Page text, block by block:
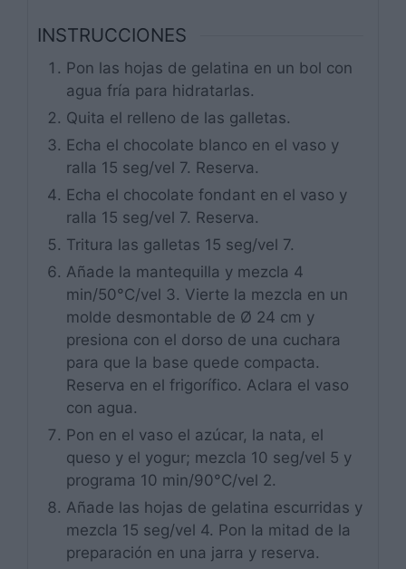
INSTRUCCIONES
Pon las hojas de gelatina en un bol con
agua fría para hidratarlas.
Quita el relleno de las galletas.
Echa el chocolate blanco en el vaso y
ralla 15 seg/vel 7. Reserva.
Echa el chocolate fondant en el vaso y
ralla 15 seg/vel 7. Reserva.
Tritura las galletas 15 seg/vel 7.
Añade la mantequilla y mezcla 4
min/50°C/vel 3. Vierte la mezcla en un
molde desmontable de Ø 24 cm y
presiona con el dorso de una cuchara
para que la base quede compacta.
Reserva en el frigorífico. Aclara el vaso
con agua.
Pon en el vaso el azúcar, la nata, el
queso y el yogur; mezcla 10 seg/vel 5 y
programa 10 min/90°C/vel 2.
Añade las hojas de gelatina escurridas y
mezcla 15 seg/vel 4. Pon la mitad de la
preparación en una jarra y reserva.